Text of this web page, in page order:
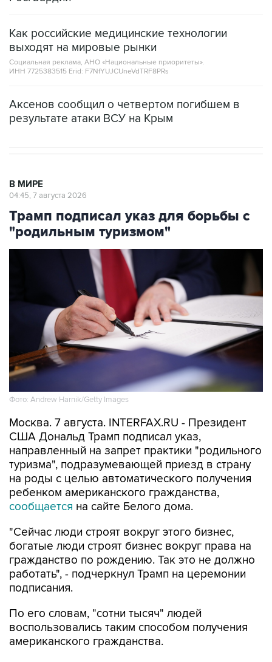
Как российские медицинские технологии
Социальная реклама, АНО «Национальные приоритеты».
ИНН 7725383515 Erid: F7NfYUJCUneVdTRF8PRs
Трамп подписал указ для борьбы с
"родильным туризмом"
Фото: Andrew Harnik/Getty Images
Москва. 7 августа. INTERFAX.RU - Президент
направленный на запрет практики "родильного
туризма", подразумевающей приезд в страну
на роды с целью автоматического получения
ребенком американского гражданства,
сообщаетсяна сайте Белого дома.
"Сейчас люди строят вокруг этого бизнес,
гражданство по рождению. Так это не должно
работать", - подчеркнул Трамп на церемонии
подписания.
По его словам, "сотни тысяч" людей
американского гражданства.
Президент подписал еще один указ, также